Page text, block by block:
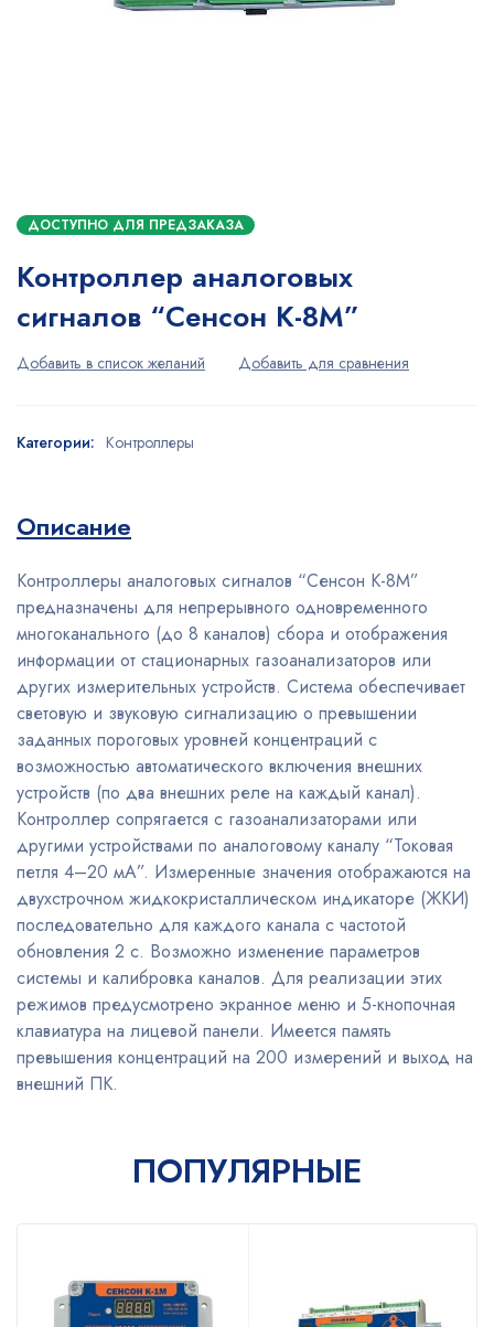
ДОСТУПНО ДЛЯ ПРЕДЗАКАЗА
Контроллер аналоговых
сигналов “Сенсон К-8М”
Категории: Контроллеры
Описание
Контроллеры аналоговых сигналов “Сенсон К-8М”
предназначены для непрерывного одновременного
многоканального (до 8 каналов) сбора и отображения
информации от стационарных газоанализаторов или
других измерительных устройств. Система обеспечивает
световую и звуковую сигнализацию о превышении
заданных пороговых уровней концентраций с
возможностью автоматического включения внешних
устройств (по два внешних реле на каждый канал).
Контроллер сопрягается с газоанализаторами или
другими устройствами по аналоговому каналу “Токовая
петля 4–20 мА”. Измеренные значения отображаются на
двухстрочном жидкокристаллическом индикаторе (ЖКИ)
последовательно для каждого канала с частотой
обновления 2 с. Возможно изменение параметров
системы и калибровка каналов. Для реализации этих
режимов предусмотрено экранное меню и 5-кнопочная
клавиатура на лицевой панели. Имеется память
превышения концентраций на 200 измерений и выход на
внешний ПК.
ПОПУЛЯРНЫЕ